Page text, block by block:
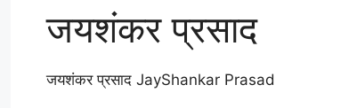
जयशंकर प्रसाद
जयशंकर प्रसाद JayShankar Prasad